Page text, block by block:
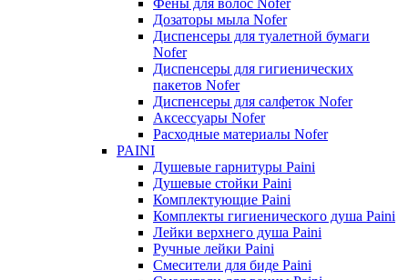
Фены для волос Nofer
Дозаторы мыла Nofer
Диспенсеры для туалетной бумаги
Nofer
Диспенсеры для гигиенических
пакетов Nofer
Диспенсеры для салфеток Nofer
Аксессуары Nofer
Расходные материалы Nofer
PAINI
Душевые гарнитуры Paini
Душевые стойки Paini
Комплектующие Paini
Комплекты гигиенического душа Paini
Лейки верхнего душа Paini
Ручные лейки Paini
Смесители для биде Paini